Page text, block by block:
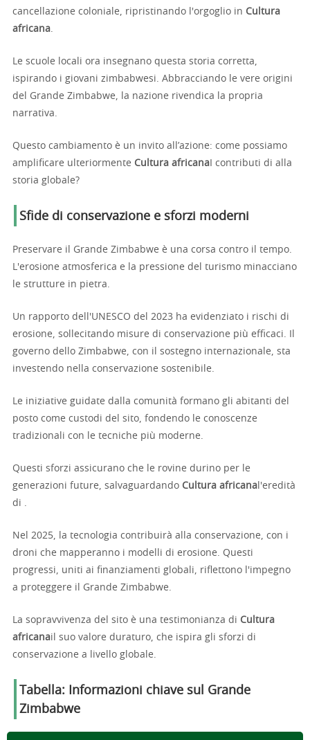
cancellazione coloniale, ripristinando l'orgoglio in Cultura
africana.
Le scuole locali ora insegnano questa storia corretta,
ispirando i giovani zimbabwesi. Abbracciando le vere origini
del Grande Zimbabwe, la nazione rivendica la propria
narrativa.
Questo cambiamento è un invito all’azione: come possiamo
amplificare ulteriormente Cultura africana I contributi di alla
storia globale?
Sfide di conservazione e sforzi moderni
Preservare il Grande Zimbabwe è una corsa contro il tempo.
L'erosione atmosferica e la pressione del turismo minacciano
le strutture in pietra.
Un rapporto dell'UNESCO del 2023 ha evidenziato i rischi di
erosione, sollecitando misure di conservazione più efficaci. Il
governo dello Zimbabwe, con il sostegno internazionale, sta
investendo nella conservazione sostenibile.
Le iniziative guidate dalla comunità formano gli abitanti del
posto come custodi del sito, fondendo le conoscenze
tradizionali con le tecniche più moderne.
Questi sforzi assicurano che le rovine durino per le
generazioni future, salvaguardando Cultura africana l'eredità
di .
Nel 2025, la tecnologia contribuirà alla conservazione, con i
droni che mapperanno i modelli di erosione. Questi
progressi, uniti ai finanziamenti globali, riflettono l'impegno
a proteggere il Grande Zimbabwe.
La sopravvivenza del sito è una testimonianza di Cultura
africanail suo valore duraturo, che ispira gli sforzi di
conservazione a livello globale.
Tabella: Informazioni chiave sul Grande
Zimbabwe